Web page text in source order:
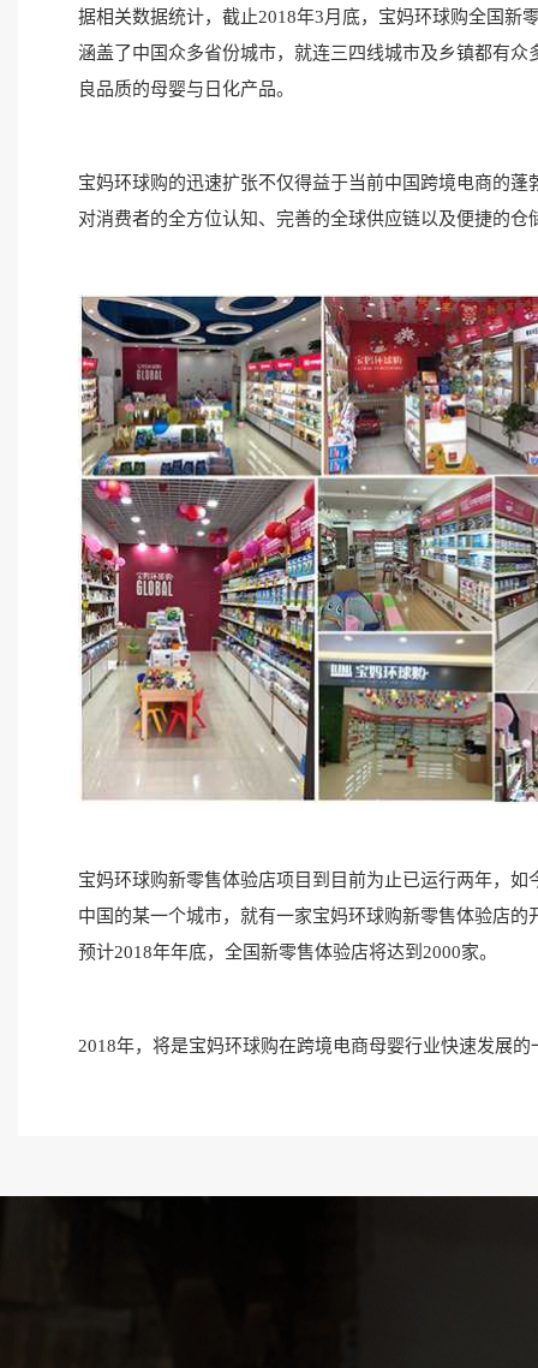
据相关数据统计，截止2018年3月底，宝妈环球购全国新
涵盖了中国众多省份城市，就连三四线城市及乡镇都有
良品质的母婴与日化产品。
宝妈环球购的迅速扩张不仅得益于当前中国跨境电商的
对消费者的全方位认知、完善的全球供应链以及便捷的仓
宝妈环球购新零售体验店项目到目前为止已运行两年，
中国的某一个城市，就有一家宝妈环球购新零售体验店
预计2018年年底，全国新零售体验店将达到2000家。
2018年，将是宝妈环球购在跨境电商母婴行业快速发展的